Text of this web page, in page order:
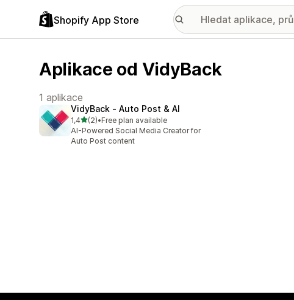
Shopify App Store
Aplikace od VidyBack
1 aplikace
VidyBack ‑ Auto Post & AI
1,4z 5 hvězd
(2)
Celkový počet recenzí: 2
•Free plan available
AI-Powered Social Media Creator for
Auto Post content